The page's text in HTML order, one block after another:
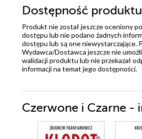
Dostępność produktu
Produkt nie został jeszcze oceniony
dostępu lub nie podano żadnych
dostępu lub są one niewystarczające.
Wydawca/Dostawca jeszcze nie
walidacji produktu lub nie przekazał
informacji na temat jego dostępności.
Czerwone i Czarne -